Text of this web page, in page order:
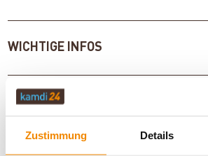
Zustimmung Details
WICHTIGE INFOS